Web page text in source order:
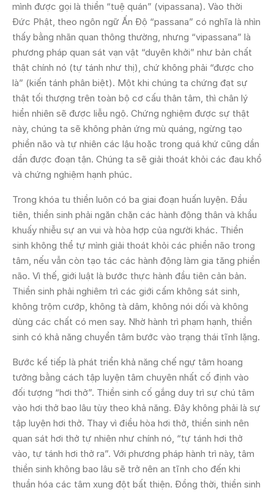
mình được gọi là thiền “tuệ quán” (vipassana). Vào thời
Đức Phật, theo ngôn ngữ Ấn Độ “passana” có nghĩa là nhìn
thấy bằng nhãn quan thông thường, nhưng “vipassana” là
phương pháp quan sát vạn vật “duyên khởi” như bản chất
thật chính nó (tự tánh như thị), chứ không phải “được cho
là” (kiến tánh phân biệt). Một khi chúng ta chứng đạt sự
thật tối thượng trên toàn bộ cơ cấu thân tâm, thì chân lý
hiển nhiên sẽ được liễu ngộ. Chứng nghiệm được sự thật
này, chúng ta sẽ không phản ứng mù quáng, ngừng tạo
phiền não và tự nhiên các lậu hoặc trong quá khứ cũng dần
dần được đoạn tận. Chúng ta sẽ giải thoát khỏi các đau khổ
và chứng nghiệm hạnh phúc.
Trong khóa tu thiền luôn có ba giai đoạn huấn luyện. Đầu
tiên, thiền sinh phải ngăn chặn các hành động thân và khẩu
khuấy nhiễu sự an vui và hòa hợp của người khác. Thiền
sinh không thể tự mình giải thoát khỏi các phiền não trong
tâm, nếu vẫn còn tạo tác các hành động làm gia tăng phiền
não. Vì thế, giới luật là bước thực hành đầu tiên cản bản.
Thiền sinh phải nghiêm trì các giới cấm không sát sinh,
không trộm cướp, không tà dâm, không nói dối và không
dùng các chất có men say. Nhờ hành trì phạm hạnh, thiền
sinh có khả năng chuyển tâm bước vào trạng thái tĩnh lặng.
Bước kế tiếp là phát triển khả năng chế ngự tâm hoang
tưởng bằng cách tập luyện tâm chuyên nhất cố định vào
đối tượng “hơi thở”. Thiền sinh cố gắng duy trì sự chú tâm
vào hơi thở bao lâu tùy theo khả năng. Đây không phải là sự
tập luyện hơi thở. Thay vì điều hòa hơi thở, thiền sinh nên
quan sát hơi thở tự nhiên như chính nó, “tự tánh hơi thở
vào, tự tánh hơi thở ra”. Với phương pháp hành trì này, tâm
thiền sinh không bao lâu sẽ trở nên an tĩnh cho đến khi
thuần hóa các tâm xung đột bất thiện. Đồng thời, thiền sinh